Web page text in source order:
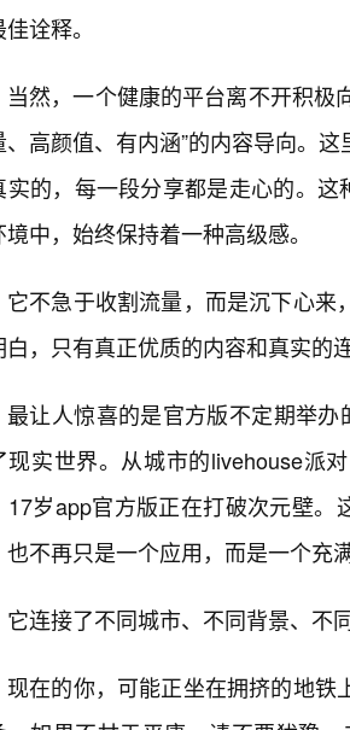
诠释。
当然，一个健康的平台离不开积极
、高颜值、有内涵”的内容导向。
实的，每一段分享都是走心的。
境中，始终保持着一种高级感。
它不急于收割流量，而是沉下心
白，只有真正优质的内容和真实的
最让人惊喜的是官方版不定期举
现实世界。从城市的livehouse派
17岁app官方版正在打破次元壁。
也不再只是一个应用，而是一个充
它连接了不同城市、不同背景、不
现在的你，可能正坐在拥挤的地铁